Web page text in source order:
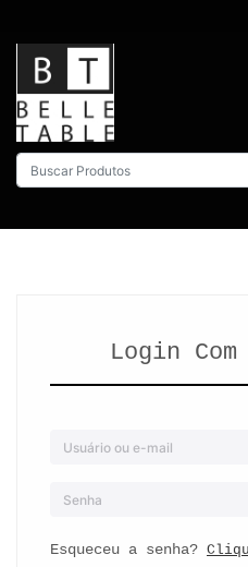
Login
Esqueceu a senha?